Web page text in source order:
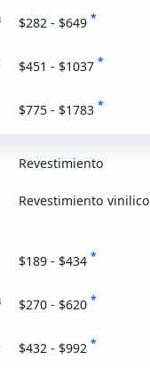
$282 - $649 *
$451 - $1037 *
$775 - $1783 *
Revestimiento
Revestimiento vinilico
$189 - $434 *
$270 - $620 *
$432 - $992 *